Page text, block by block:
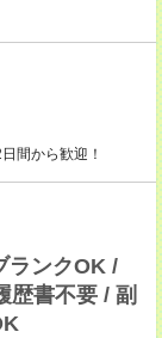
間から歓迎！
ランクOK /
歴書不要 / 副